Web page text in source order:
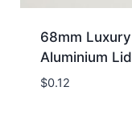
68mm
Aluminium
$0.12